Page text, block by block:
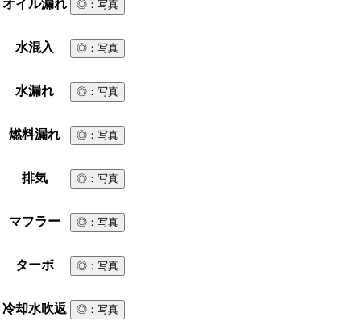
オイル漏れ ◎ ：写真
水混入 ◎ ：写真
水漏れ ◎ ：写真
燃料漏れ ◎ ：写真
排気 ◎ ：写真
マフラー ◎ ：写真
ターボ ◎ ：写真
冷却水吹返 ◎ ：写真